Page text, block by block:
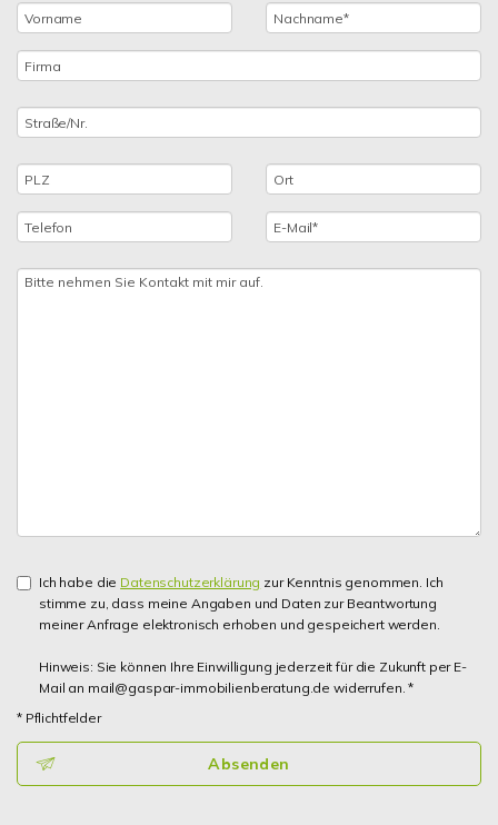
Ich habe die Datenschutzerklärung zur Kenntnis genommen. Ich
stimme zu, dass meine Angaben und Daten zur Beantwortung
meiner Anfrage elektronisch erhoben und gespeichert werden.
Hinweis: Sie können Ihre Einwilligung jederzeit für die Zukunft per E-
Mail an mail@gaspar-immobilienberatung.de widerrufen. *
* Pflichtfelder
Absenden